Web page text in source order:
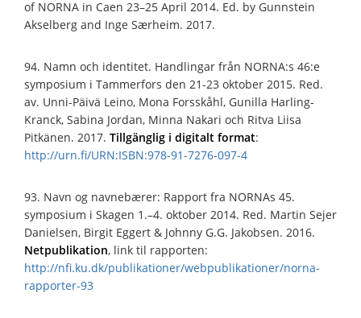
of NORNA in Caen 23–25 April 2014. Ed. by Gunnstein
Akselberg and Inge Særheim. 2017.
94. Namn och identitet. Handlingar från NORNA:s 46:e
symposium i Tammerfors den 21-23 oktober 2015. Red.
av. Unni-Päivä Leino, Mona Forsskåhl, Gunilla Harling-
Kranck, Sabina Jordan, Minna Nakari och Ritva Liisa
Pitkänen. 2017. Tillgänglig i digitalt format:
http://urn.fi/URN:ISBN:978-91-7276-097-4
93. Navn og navnebærer: Rapport fra NORNAs 45.
symposium i Skagen 1.–4. oktober 2014. Red. Martin Sejer
Danielsen, Birgit Eggert & Johnny G.G. Jakobsen. 2016.
Netpublikation, link til rapporten:
http://nfi.ku.dk/publikationer/webpublikationer/norna-
rapporter-93